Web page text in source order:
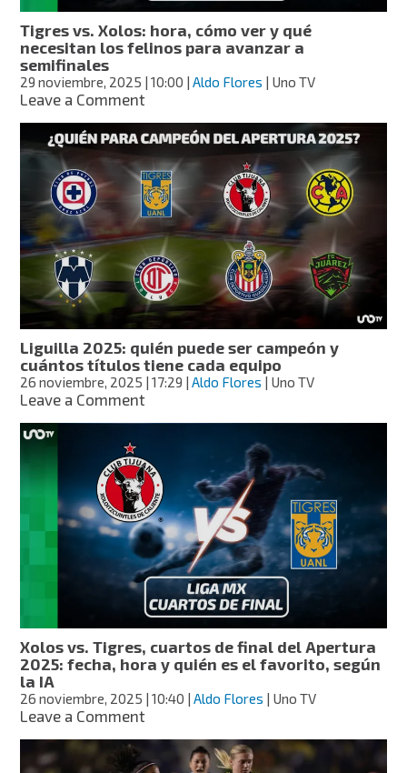
días
y
horas
probables
Tigres vs. Xolos: hora, cómo ver y qué
necesitan los felinos para avanzar a
semifinales
29 noviembre, 2025 | 10:00 |Aldo Flores | Uno TV
Leave a Commenton
vs.
hora,
cómo
ver
y
qué
necesitan
los
felinos
para
avanzar
a
semifinales
Liguilla 2025: quién puede ser campeón y
cuántos títulos tiene cada equipo
26 noviembre, 2025 | 17:29 |Aldo Flores | Uno TV
Leave a Commenton
puede
ser
campeón
y
cuántos
títulos
tiene
cada
equipo
Xolos vs. Tigres, cuartos de final del Apertura
2025: fecha, hora y quién es el favorito, según
la IA
26 noviembre, 2025 | 10:40 |Aldo Flores | Uno TV
Leave a Commenton